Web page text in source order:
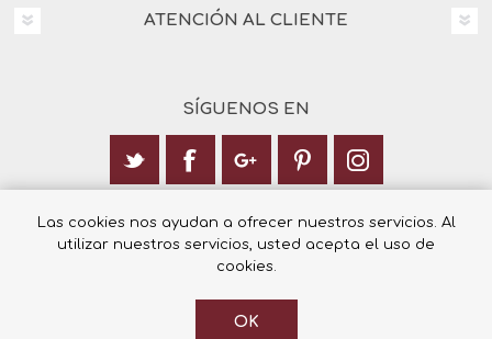
ATENCIÓN AL CLIENTE
SÍGUENOS EN
Calle Italia 6, 03003 Alicante
+34 965 12 23 55
Las cookies nos ayudan a ofrecer nuestros servicios. Al
utilizar nuestros servicios, usted acepta el uso de
cookies.
OK